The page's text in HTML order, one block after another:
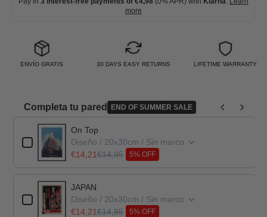
more
ENVÍO GRATIS 30 DAYS EASY RETURNS LIFETIME WARRANTY
Completa tu pared END OF SUMMER SALE
Use the Previous and Next buttons to navigate through product
On Top
Diseño / 20x30cm / Sin marco
€14,21€14,95 5% OFF
JAPAN
Diseño / 20x30cm / Sin marco
€14,21€14,95 5% OFF